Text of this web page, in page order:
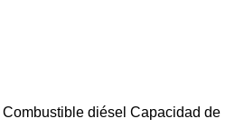
Combustible diésel Capacidad de